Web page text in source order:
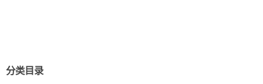
分类目录